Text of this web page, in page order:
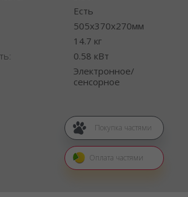
Есть
505x370x270мм
14.7 кг
0.58 кВт
Электронное/
сенсорное
Покупка частями
Оплата частями